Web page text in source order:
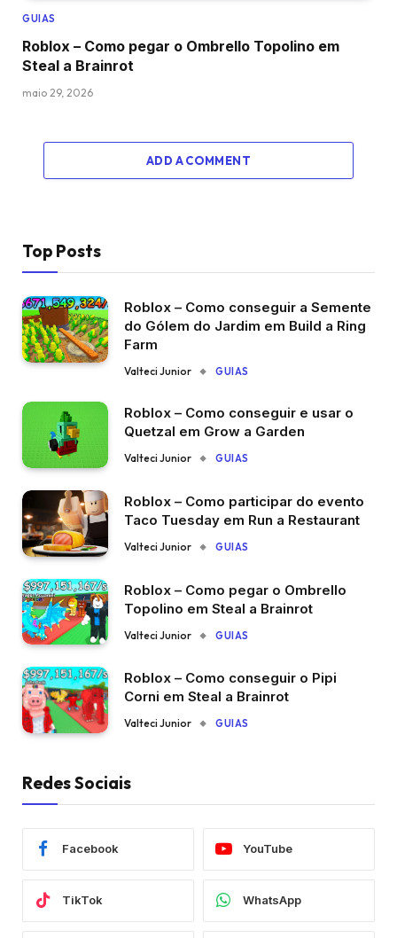
GUIAS
Roblox – Como pegar o Ombrello Topolino em
Steal a Brainrot
maio 29, 2026
ADD A COMMENT
Top Posts
Roblox – Como conseguir a Semente
do Gólem do Jardim em Build a Ring
Farm
Valteci Junior GUIAS
Roblox – Como conseguir e usar o
Quetzal em Grow a Garden
Valteci Junior GUIAS
Roblox – Como participar do evento
Taco Tuesday em Run a Restaurant
Valteci Junior GUIAS
Roblox – Como pegar o Ombrello
Topolino em Steal a Brainrot
Valteci Junior GUIAS
Roblox – Como conseguir o Pipi
Corni em Steal a Brainrot
Valteci Junior GUIAS
Redes Sociais
Facebook YouTube
TikTok WhatsApp